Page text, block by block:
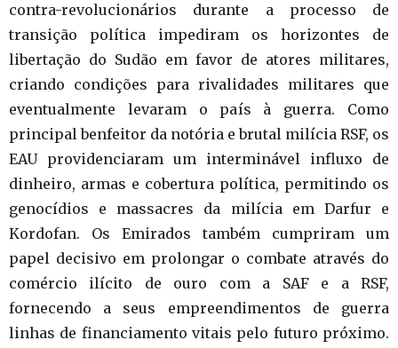
contra-revolucionários durante a processo de
transição política impediram os horizontes de
libertação do Sudão em favor de atores militares,
criando condições para rivalidades militares que
eventualmente levaram o país à guerra. Como
principal benfeitor da notória e brutal milícia RSF, os
EAU providenciaram um interminável influxo de
dinheiro, armas e cobertura política, permitindo os
genocídios e massacres da milícia em Darfur e
Kordofan. Os Emirados também cumpriram um
papel decisivo em prolongar o combate através do
comércio ilícito de ouro com a SAF e a RSF,
fornecendo a seus empreendimentos de guerra
linhas de financiamento vitais pelo futuro próximo.